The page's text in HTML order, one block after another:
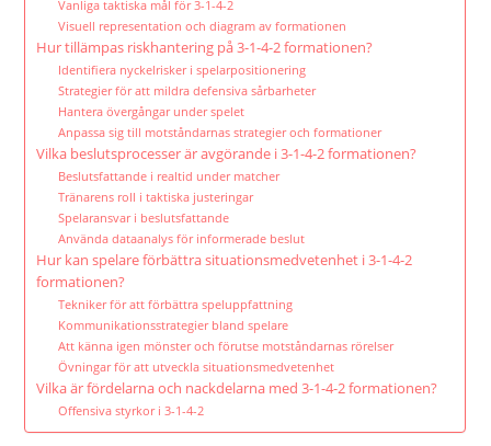
Vanliga taktiska mål för 3-1-4-2
Visuell representation och diagram av formationen
Hur tillämpas riskhantering på 3-1-4-2 formationen?
Identifiera nyckelrisker i spelarpositionering
Strategier för att mildra defensiva sårbarheter
Hantera övergångar under spelet
Anpassa sig till motståndarnas strategier och formationer
Vilka beslutsprocesser är avgörande i 3-1-4-2 formationen?
Beslutsfattande i realtid under matcher
Tränarens roll i taktiska justeringar
Spelaransvar i beslutsfattande
Använda dataanalys för informerade beslut
Hur kan spelare förbättra situationsmedvetenhet i 3-1-4-2
formationen?
Tekniker för att förbättra speluppfattning
Kommunikationsstrategier bland spelare
Att känna igen mönster och förutse motståndarnas rörelser
Övningar för att utveckla situationsmedvetenhet
Vilka är fördelarna och nackdelarna med 3-1-4-2 formationen?
Offensiva styrkor i 3-1-4-2